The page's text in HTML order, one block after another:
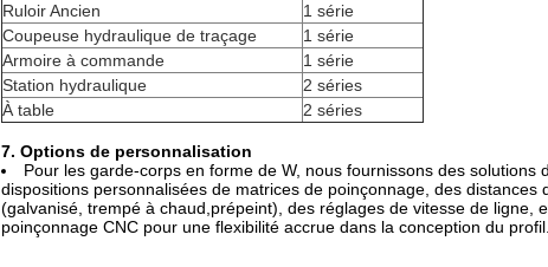
Ruloir Ancien
1 série
Coupeuse hydraulique de traçage
1 série
Armoire à commande
1 série
Station hydraulique
2 séries
À table
2 séries
7. Options de personnalisation
Pour les garde-corps en forme de W, nous fournissons des
dispositions personnalisées de matrices de poinçonnage, des
(galvanisé, trempé à chaud,prépeint), des réglages de vitesse de ligne,
poinçonnage CNC pour une flexibilité accrue dans la conception du profil.